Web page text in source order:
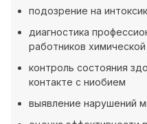
подозрение на
диагностика
работников
контроль состояния
контакте с ниобием
выявление нарушений